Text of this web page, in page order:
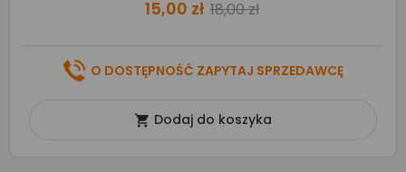
15,00 zł 18,00 zł
O DOSTĘPNOŚĆ ZAPYTAJ SPRZEDAWCĘ
 Dodaj do koszyka